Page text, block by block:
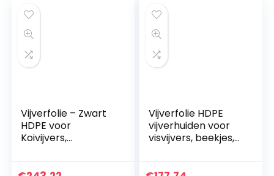
Vijverfolie – Zwart
HDPE voor
Koivijvers,
Vijverfolie HDPE
vijverhuiden voor
visvijvers, beekjes,